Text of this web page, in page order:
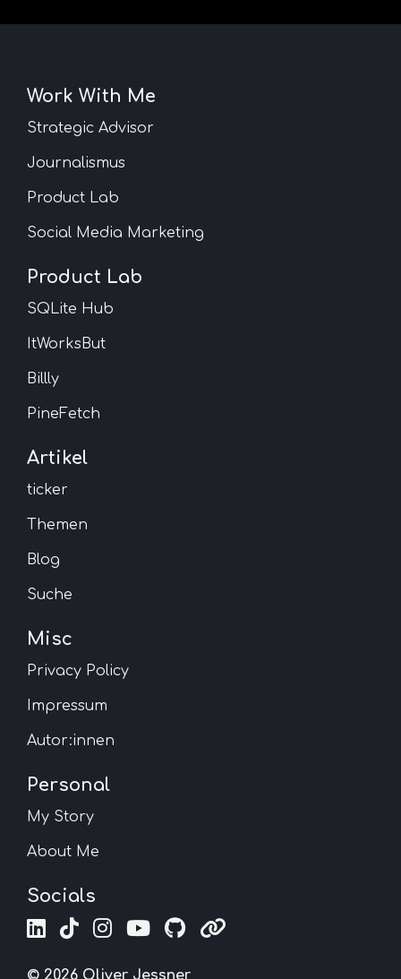
Work With Me
Strategic Advisor
Journalismus
Product Lab
Social Media Marketing
Product Lab
SQLite Hub
ItWorksBut
Billly
PineFetch
Artikel
ticker
Themen
Blog
Suche
Misc
Privacy Policy
Impressum
Autor:innen
Personal
My Story
About Me
Socials
© 2026 Oliver Jessner